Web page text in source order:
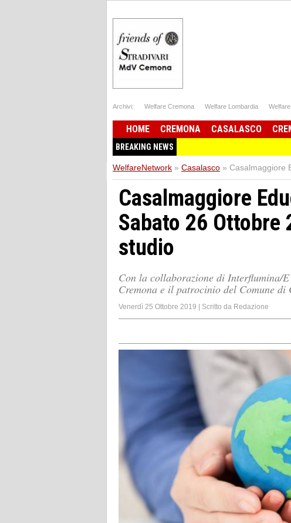
Archivi: Welfare Cremona Welfare Lombardia
HOME CREMONA CASALASCO
BREAKING NEWS
WelfareNetwork » Casalasco » Casalmaggiore
Casalmaggiore
Sabato 26 Ottobre
studio
Con la collaborazione di Interflumina/
Cremona e il patrocinio del Comune di
Venerdì 25 Ottobre 2019 | Scritto da Redazione